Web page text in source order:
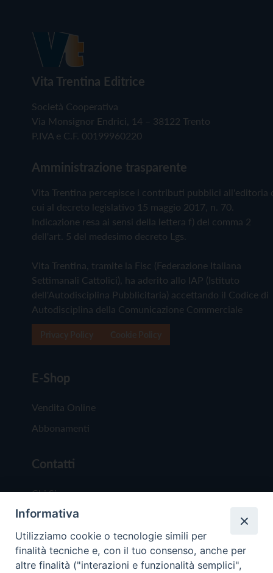
Vita Trentina Editrice
Società Cooperativa
Via Monsignor Endrici, 14 – 38122 Trento
P.IVA e C.F. 00199960220
Amministrazione trasparente
Vita Trentina percepisce i contributi pubblici all'editoria
cui al decreto legislativo 15 maggio 2017, n. 70.
Indicazione resa ai sensi della lettera f) del comma 2
dell'art. 5 del medesimo decreto Lgs.
Vita Trentina, tramite la Fisc (Federazione Italiana
Settimanali Cattolici), ha aderito allo IAP (Istituto
dell'Autodisciplina Pubblicitaria) accettando il Codice di
Autodisciplina della Comunicazione Commerciale
E-Shop
Vendita Online
Abbonamenti
Contatti
Chi Siamo
Redazione
Scrivici
Informativa
Utilizziamo cookie o tecnologie simili per
finalità tecniche e, con il tuo consenso, anche per
altre finalità ("interazioni e funzionalità semplici",